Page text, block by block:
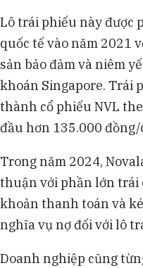
Lô trái phiếu này
quốc tế vào năm 2021
sản bảo đảm và niêm
khoán Singapore. Trái
thành cổ phiếu NVL
đầu hơn 135.000
Trong năm 2024,
thuận với phần lớn trái
khoản thanh toán và
nghĩa vụ nợ đối với lô
Doanh nghiệp cũng